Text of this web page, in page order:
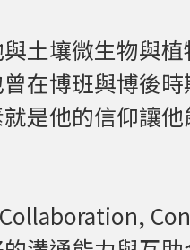
土壤微生物與
在博班與博後
是他的信仰讓